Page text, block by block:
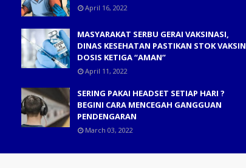
April 16, 2022
MASYARAKAT SERBU GERAI VAKSINASI,
DINAS KESEHATAN PASTIKAN STOK VAKSIN
DOSIS KETIGA “AMAN”
April 11, 2022
SERING PAKAI HEADSET SETIAP HARI ?
BEGINI CARA MENCEGAH GANGGUAN
PENDENGARAN
March 03, 2022